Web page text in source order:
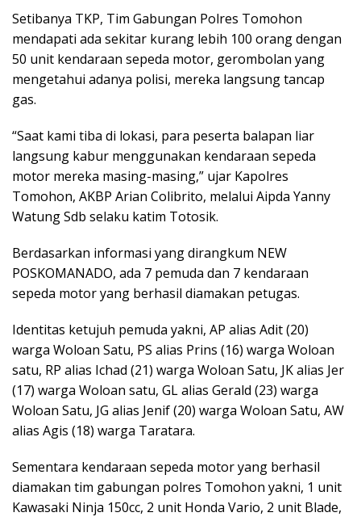
Setibanya TKP, Tim Gabungan Polres Tomohon
mendapati ada sekitar kurang lebih 100 orang dengan
50 unit kendaraan sepeda motor, gerombolan yang
mengetahui adanya polisi, mereka langsung tancap
gas.
“Saat kami tiba di lokasi, para peserta balapan liar
langsung kabur menggunakan kendaraan sepeda
motor mereka masing-masing,” ujar Kapolres
Tomohon, AKBP Arian Colibrito, melalui Aipda Yanny
Watung Sdb selaku katim Totosik.
Berdasarkan informasi yang dirangkum NEW
POSKOMANADO, ada 7 pemuda dan 7 kendaraan
sepeda motor yang berhasil diamakan petugas.
Identitas ketujuh pemuda yakni, AP alias Adit (20)
warga Woloan Satu, PS alias Prins (16) warga Woloan
satu, RP alias Ichad (21) warga Woloan Satu, JK alias Jer
(17) warga Woloan satu, GL alias Gerald (23) warga
Woloan Satu, JG alias Jenif (20) warga Woloan Satu, AW
alias Agis (18) warga Taratara.
Sementara kendaraan sepeda motor yang berhasil
diamakan tim gabungan polres Tomohon yakni, 1 unit
Kawasaki Ninja 150cc, 2 unit Honda Vario, 2 unit Blade,